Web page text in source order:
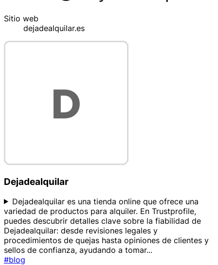
Sitio web
dejadealquilar.es
Dejadealquilar
Dejadealquilar es una tienda online que ofrece una
variedad de productos para alquiler. En Trustprofile,
puedes descubrir detalles clave sobre la fiabilidad de
Dejadealquilar: desde revisiones legales y
procedimientos de quejas hasta opiniones de clientes y
sellos de confianza, ayudando a tomar...
#blog